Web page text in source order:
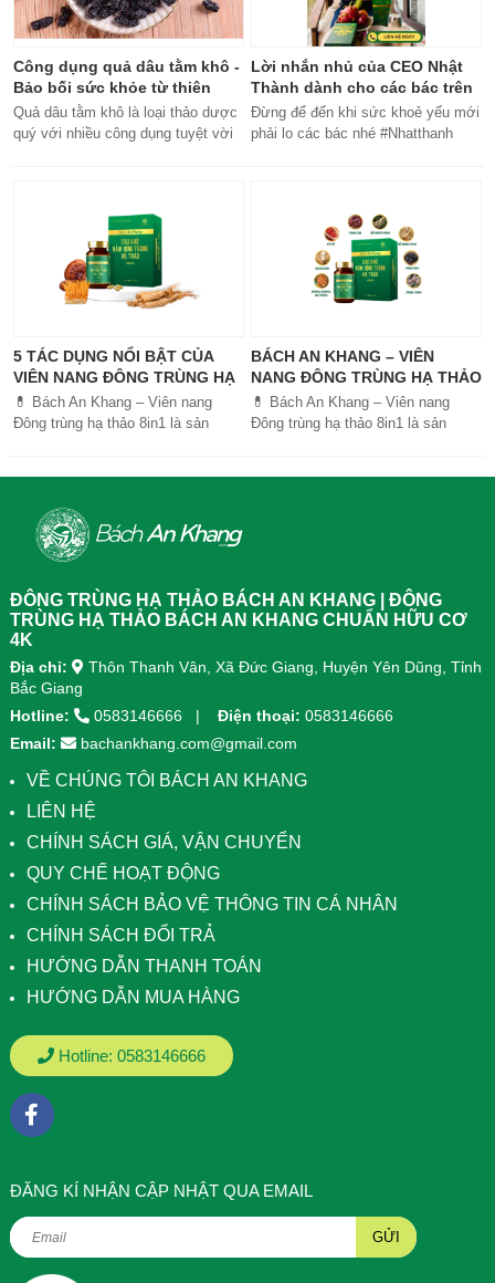
Công dụng quả dâu tằm khô -
Bảo bối sức khỏe từ thiên
nhiên
Quả dâu tằm khô là loại thảo dược
quý với nhiều công dụng tuyệt vời
Lời nhắn nhủ của CEO Nhật
Thành dành cho các bác trên
50 tuổi
Đừng để đến khi sức khoẻ yếu mới
phải lo các bác nhé #Nhatthanh
#khoetubentrong #nhatthanhbak
5 TÁC DỤNG NỔI BẬT CỦA
VIÊN NANG ĐÔNG TRÙNG HẠ
THẢO BÁCH AN KHANG
💊 Bách An Khang – Viên nang
Đông trùng hạ thảo 8in1 là sản
tiêu hóa, ngủ ngon, giảm mệt mỏi.
Sản phẩm được sản xuất tại nhà
máy đạt chuẩn GMP, sử dụng công
giúp hấp thu nhanh và hiệu quả
hơn.
BÁCH AN KHANG – VIÊN
NANG ĐÔNG TRÙNG HẠ THẢO
8IN1: GIẢI PHÁP SỨC KHỎE
TOÀN DIỆN
💊 Bách An Khang – Viên nang
Đông trùng hạ thảo 8in1 là sản
ĐÔNG TRÙNG HẠ THẢO BÁCH AN KHANG | ĐÔNG
TRÙNG HẠ THẢO BÁCH AN KHANG CHUẨN HỮU CƠ
4K
Địa chỉ:
Thôn Thanh Vân, Xã Đức Giang, Huyện Yên Dũng, Tỉnh
Bắc Giang
Hotline:
0583146666 Điện thoại: 0583146666
Email:
bachankhang.com@gmail.com
VỀ CHÚNG TÔI BÁCH AN KHANG
LIÊN HỆ
CHÍNH SÁCH GIÁ, VẬN CHUYỂN
QUY CHẾ HOẠT ĐỘNG
CHÍNH SÁCH BẢO VỆ THÔNG TIN CÁ NHÂN
CHÍNH SÁCH ĐỔI TRẢ
HƯỚNG DẪN THANH TOÁN
HƯỚNG DẪN MUA HÀNG
Hotline: 0583146666
ÐĂNG KÍ NHẬN CẬP NHẬT QUA EMAIL
GỬI